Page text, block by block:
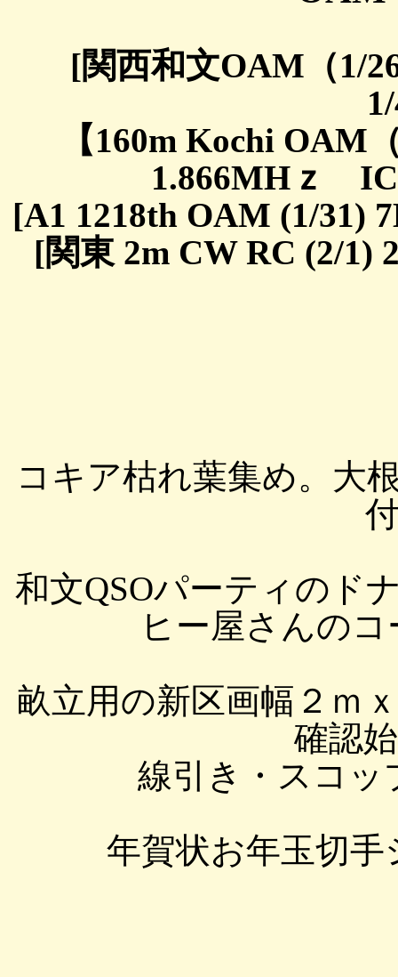
[関西和文OAM（1/
【160m Kochi OAM
1.866MHｚ
[A1 1218th OAM (1/31)
[関東 2m CW RC (2/1)
コキア枯れ葉集め。大
和文QSOパーティのド
ヒー屋さんの
畝立用の新区画幅２ｍ
確認
線引き・スコッ
年賀状お年玉切